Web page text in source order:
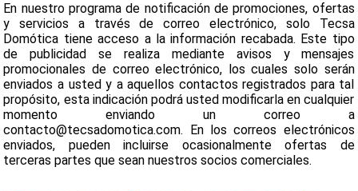
En nuestro programa de notificación de promociones, ofertas
y servicios a través de correo electrónico, solo Tecsa
Domótica tiene acceso a la información recabada. Este tipo
de publicidad se realiza mediante avisos y mensajes
promocionales de correo electrónico, los cuales solo serán
enviados a usted y a aquellos contactos registrados para tal
propósito, esta indicación podrá usted modificarla en cualquier
momento enviando un correo a
contacto@tecsadomotica.com. En los correos electrónicos
enviados, pueden incluirse ocasionalmente ofertas de
terceras partes que sean nuestros socios comerciales.